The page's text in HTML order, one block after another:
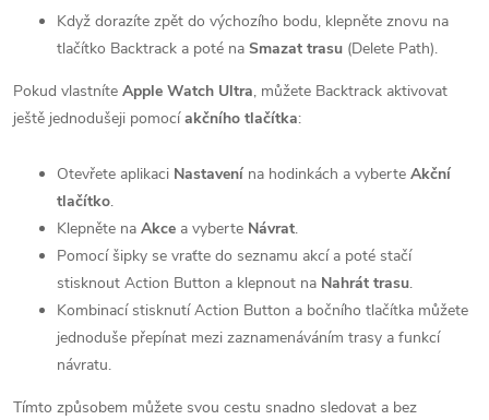
Když dorazíte zpět do výchozího bodu, klepněte znovu na
tlačítko Backtrack a poté na Smazat trasu (Delete Path).
Pokud vlastníte Apple Watch Ultra, můžete Backtrack aktivovat
ještě jednodušeji pomocíakčního tlačítka:
Otevřete aplikaci Nastavení na hodinkách a vyberte Akční
tlačítko.
Klepněte na Akce a vyberte Návrat.
Pomocí šipky se vraťte do seznamu akcí a poté stačí
stisknout Action Button a klepnout na Nahrát trasu.
Kombinací stisknutí Action Button a bočního tlačítka můžete
jednoduše přepínat mezi zaznamenáváním trasy a funkcí
návratu.
Tímto způsobem můžete svou cestu snadno sledovat a bez